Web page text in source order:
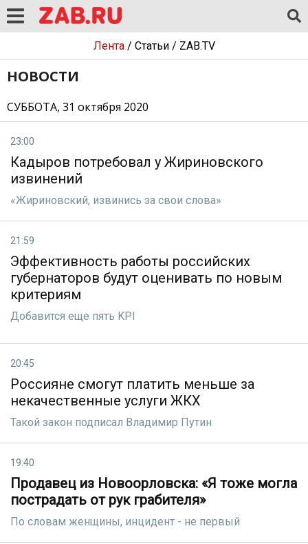
Лента/ Статьи/ ZAB.TV
НОВОСТИ
СУББОТА, 31 октября 2020
23:00
Кадыров потребовал у Жириновского
извинений
«Жириновский, извинись за свои слова»
21:59
Эффективность работы российских
губернаторов будут оценивать по новым
критериям
Добавится еще пять KPI
20:45
Россияне смогут платить меньше за
некачественные услуги ЖКХ
Такой закон подписал Владимир Путин
19:40
Продавец из Новоорловска: «Я тоже могла
пострадать от рук грабителя»
По словам женщины, инцидент - не первый